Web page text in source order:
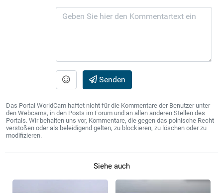
Senden
Das Portal WorldCam haftet nicht für die Kommentare der Benutzer unter
den Webcams, in den Posts im Forum und an allen anderen Stellen des
Portals. Wir behalten uns vor, Kommentare, die gegen das polnische Recht
verstoßen oder als beleidigend gelten, zu blockieren, zu löschen oder zu
modifizieren.
Siehe auch